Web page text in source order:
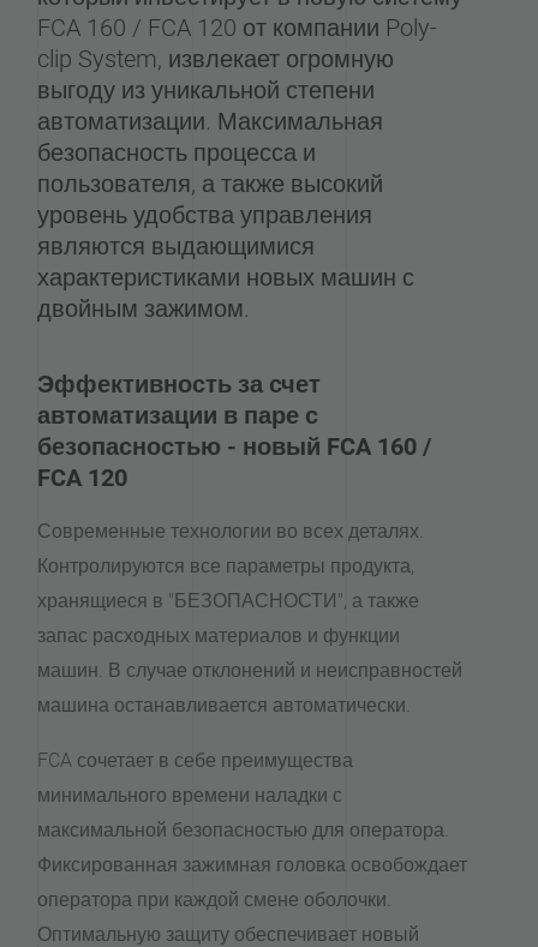
FCA 160 / FCA 120 от компании Poly-
clip System, извлекает огромную
выгоду из уникальной степени
автоматизации. Максимальная
безопасность процесса и
пользователя, а также высокий
уровень удобства управления
являются выдающимися
характеристиками новых машин с
двойным зажимом.
Эффективность за счет
автоматизации в паре с
безопасностью - новый FCA 160 /
FCA 120
Современные технологии во всех деталях.
Контролируются все параметры продукта,
хранящиеся в "БЕЗОПАСНОСТИ", а также
запас расходных материалов и функции
машин. В случае отклонений и неисправностей
машина останавливается автоматически.
FCA сочетает в себе преимущества
минимального времени наладки с
максимальной безопасностью для оператора.
Фиксированная зажимная головка освобождает
оператора при каждой смене оболочки.
Оптимальную защиту обеспечивает новый